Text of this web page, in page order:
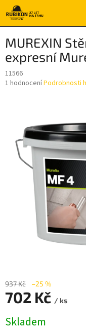
Přejít
na
obsah
MUREXIN
expresní
11566
Průměrné
hvězdiček.
1 hodnoceníPodrobnosti
937 Kč –25 %
702 Kč / ks
cena:
Skladem